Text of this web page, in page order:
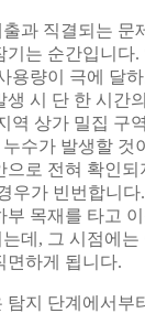
과 직결되는 문
기는 순간입니다
용량이 극에 달
생 시 단 한 시간
역 상가 밀집 구
수가 발생할 것
으로 전혀 확인되
우가 빈번합니
부 목재를 타고
데, 그 시점에
면하게 됩니다.
탐지 단계에서부